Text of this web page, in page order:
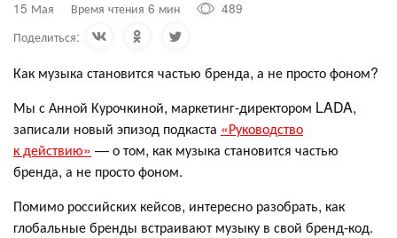
15 Мая Время чтения 6 мин
489
Поделиться:
Как музыка становится частью бренда, а не просто фоном?
Мы с Анной Курочкиной, маркетинг-директором LADA,
записали новый эпизод подкаста «Руководство
к действию» — о том, как музыка становится частью
бренда, а не просто фоном.
Помимо российских кейсов, интересно разобрать, как
глобальные бренды встраивают музыку в свой бренд‑код.